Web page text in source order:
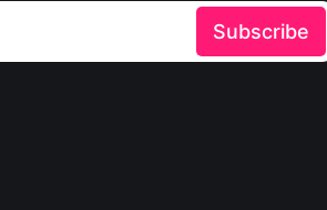
Subscribe